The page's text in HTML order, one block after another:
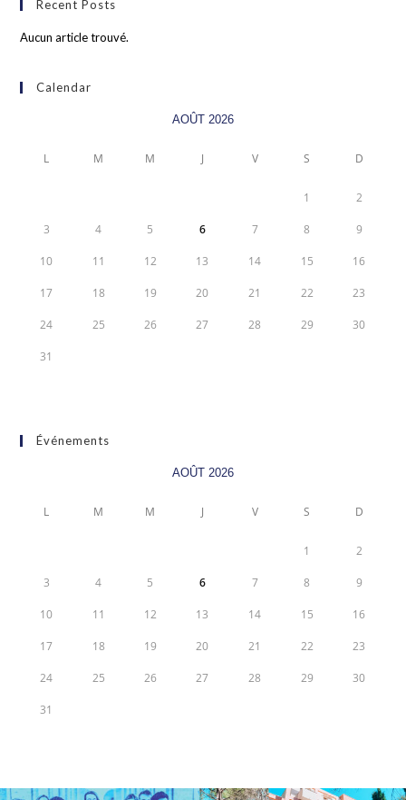
Recent Posts
Aucun article trouvé.
Calendar
AOÛT 2026
L M M J V S D
1 2
3 4 5 6 7 8 9
10 11 12 13 14 15 16
17 18 19 20 21 22 23
24 25 26 27 28 29 30
31
Événements
AOÛT 2026
L M M J V S D
1 2
3 4 5 6 7 8 9
10 11 12 13 14 15 16
17 18 19 20 21 22 23
24 25 26 27 28 29 30
31